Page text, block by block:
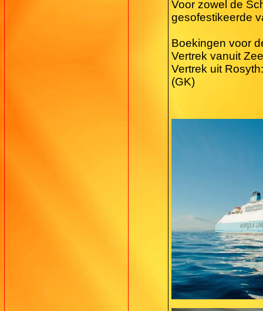
Voor zowel de
gesofestikeerde
Boekingen voor
Vertrek vanuit
Vertrek uit
(GK)